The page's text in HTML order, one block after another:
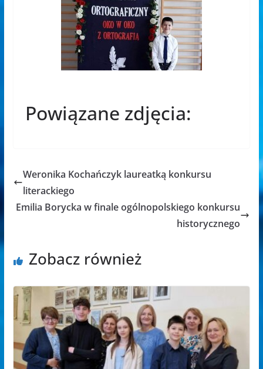
Powiązane zdjęcia:
Weronika Kochańczyk laureatką konkursu
literackiego
Emilia Borycka w finale ogólnopolskiego konkursu
historycznego
Zobacz również